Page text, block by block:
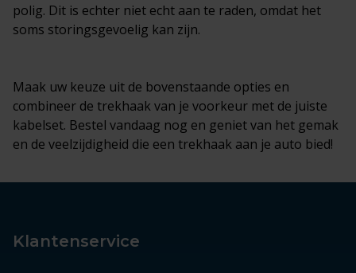
polig. Dit is echter niet echt aan te raden, omdat het
soms storingsgevoelig kan zijn.
Maak uw keuze uit de bovenstaande opties en
combineer de trekhaak van je voorkeur met de juiste
kabelset. Bestel vandaag nog en geniet van het gemak
en de veelzijdigheid die een trekhaak aan je auto bied!
Klantenservice